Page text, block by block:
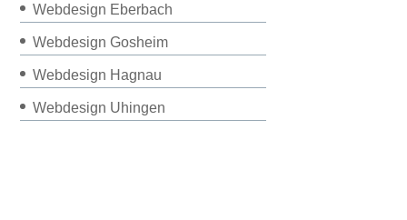
Webdesign Eberbach
Webdesign Gosheim
Webdesign Hagnau
Webdesign Uhingen